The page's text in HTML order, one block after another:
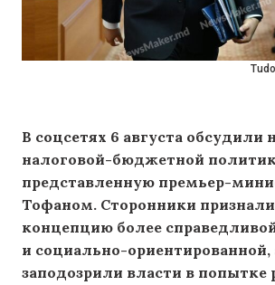
В соцсетях 6 августа обсудили
налоговой-бюджетной
представленную премьер-
Тофаном. Сторонники
концепцию более
и социально-ориентированной,
заподозрили власти в попытке